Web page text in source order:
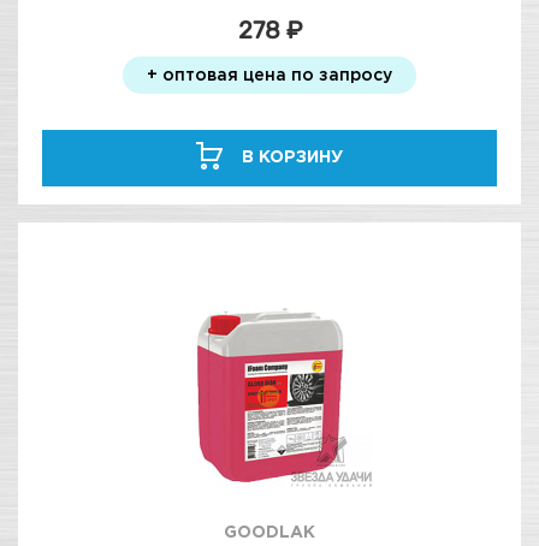
278 ₽
+ оптовая цена по запросу
В КОРЗИНУ
GOODLAK